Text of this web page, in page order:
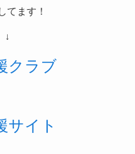
てます！
クラブ
サイト